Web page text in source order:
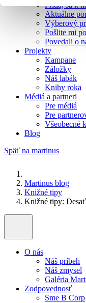
Pridaj sa k
Aktuálne
Výberový
Pošlite mi
Povedali o
Projekty
Kampane
Záložky
Náš labák
Knihy roka
Médiá a partneri
Pre médiá
Pre
Všeobecné
Blog
Späť na martinus
Martinus blog
Knižné tipy
Knižné tipy:
O nás
Náš príbeh
Náš zmysel
Galéria
Zodpovednosť
Sme B Corp